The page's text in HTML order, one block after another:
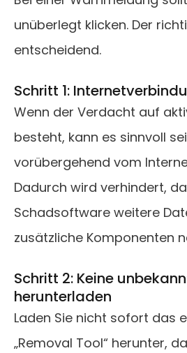
unüberlegt klicken. Der
entscheidend.
Schritt 1:
Wenn der Verdacht auf
besteht, kann es sinnvoll
vorübergehend vom
Dadurch wird verhindert,
Schadsoftware weitere
zusätzliche Komponenten
Schritt 2: Keine
herunterladen
Laden Sie nicht sofort das
„Removal Tool“ herunter,